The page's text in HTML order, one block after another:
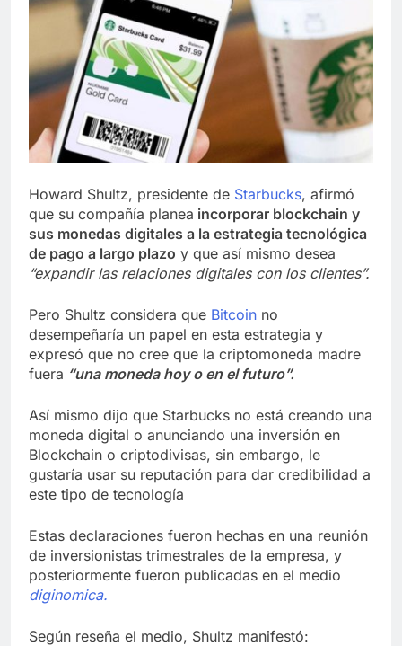
Howard Shultz, presidente de Starbucks, afirmó
que su compañía planea incorporar blockchain y
sus monedas digitales a la estrategia tecnológica
de pago a largo plazo y que así mismo desea
“expandir las relaciones digitales con los clientes”.
Pero Shultz considera que Bitcoin no
desempeñaría un papel en esta estrategia y
expresó que no cree que la criptomoneda madre
fuera “una moneda hoy o en el futuro”.
Así mismo dijo que Starbucks no está creando una
moneda digital o anunciando una inversión en
Blockchain o criptodivisas, sin embargo, le
gustaría usar su reputación para dar credibilidad a
este tipo de tecnología
Estas declaraciones fueron hechas en una reunión
de inversionistas trimestrales de la empresa, y
posteriormente fueron publicadas en el medio
diginomica.
Según reseña el medio, Shultz manifestó: